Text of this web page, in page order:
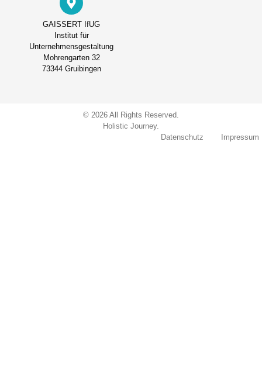
GAISSERT IfUG
Institut für
Unternehmensgestaltung
Mohrengarten 32
73344 Gruibingen
© 2026 All Rights Reserved.
Holistic Journey.
Datenschutz
Impressum